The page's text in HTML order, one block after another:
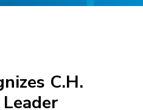
C.H.